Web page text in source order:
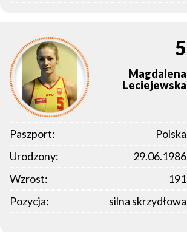
5
Magdalena
Leciejewska
Paszport:
Polska
Urodzony:
29.06.1986
Wzrost:
191
Pozycja:
silna skrzydłowa